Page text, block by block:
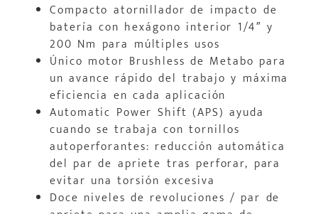
Compacto atornillador de impacto de
batería con hexágono interior 1/4″ y
200 Nm para múltiples usos
Único motor Brushless de Metabo para
un avance rápido del trabajo y máxima
eficiencia en cada aplicación
Automatic Power Shift (APS) ayuda
cuando se trabaja con tornillos
autoperforantes: reducción automática
del par de apriete tras perforar, para
evitar una torsión excesiva
Doce niveles de revoluciones / par de